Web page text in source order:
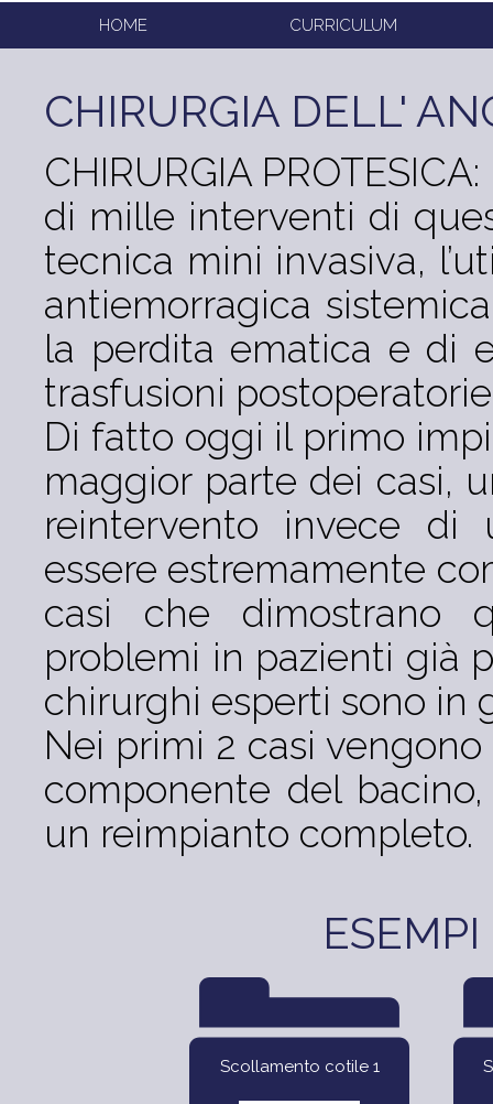
HOME CURRICULUM
CHIRURGIA DELL'
CHIRURGIA
di mille interventi di
tecnica mini invasiva,
antiemorragica
la perdita ematica e di
trasfusioni
Di fatto oggi il primo
maggior parte dei casi,
reintervento invece di
essere estremamente
casi che dimostrano
problemi in pazienti già
chirurghi esperti sono in
Nei primi 2 casi
componente del
un reimpianto completo.
Scollamento cotile 1